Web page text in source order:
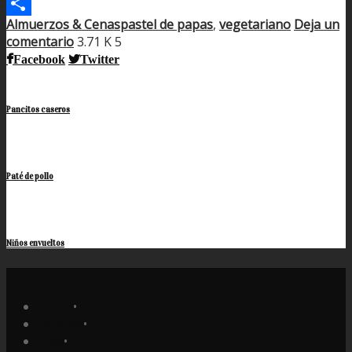
Compartir
Almuerzos & Cenaspastel de papas, vegetariano Deja un
comentario3.71 K5
Facebook Twitter
Pancitos caseros
Paté de pollo
Niños envueltos
•
•
•